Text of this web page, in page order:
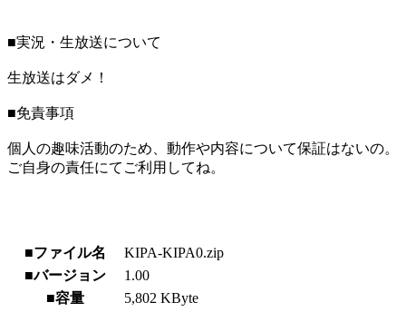
■実況・生放送について
生放送はダメ！
■免責事項
個人の趣味活動のため、動作や内容について保証はないの。
ご自身の責任にてご利用してね。
■ファイル名
KIPA-KIPA0.zip
■バージョン
1.00
■容量
5,802 KByte